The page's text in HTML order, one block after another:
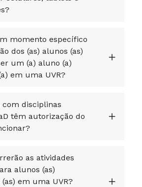
momento específico
dos (as) alunos (as)
um (a) aluno (a)
em uma UVR?
com disciplinas
têm autorização do
as atividades
alunos (as)
em uma UVR?